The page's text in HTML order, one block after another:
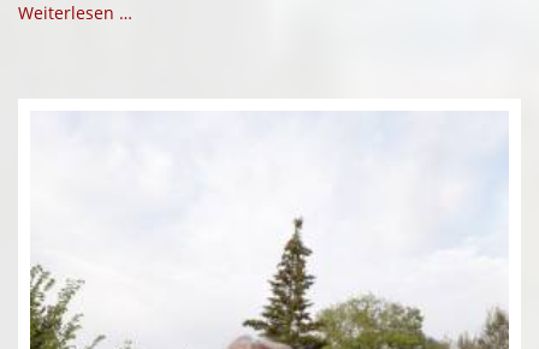
Weiterlesen …